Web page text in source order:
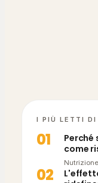
I PIÙ LETTI DI
01
Perché
come
Nutrizione
02